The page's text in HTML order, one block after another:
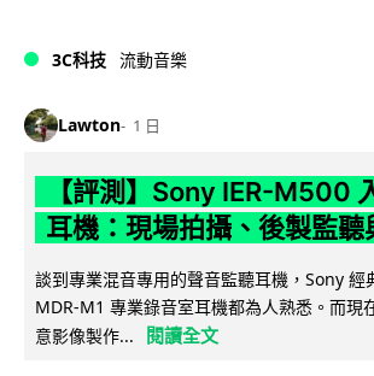
3C科技 流動音樂
Lawton 1 日
【評測】Sony IER-M500
耳機：現場拍攝、後製監聽
談到專業混音專用的聲音監聽耳機，Sony 經
MDR-M1 專業錄音室耳機都為人熟悉。而現
意影像製作...
閱讀全文